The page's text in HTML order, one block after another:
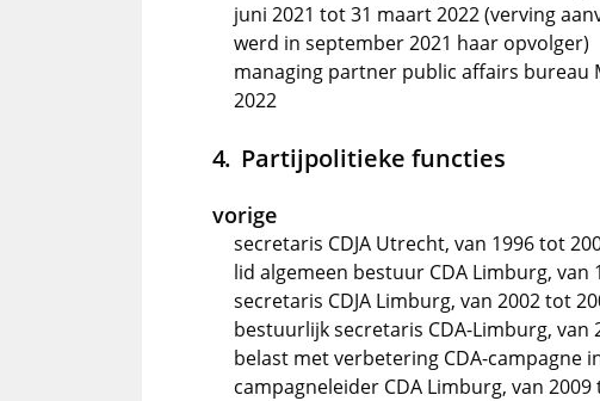
juni 2021 tot 31 maart 2022 (verving
werd in september 2021 haar opvolger)
managing partner public affairs bureau
2022
Partijpolitieke functies
vorige
secretaris CDJA Utrecht, van 1996 tot
lid algemeen bestuur CDA Limburg, van
secretaris CDJA Limburg, van 2002 tot
bestuurlijk secretaris CDA-Limburg, van
belast met verbetering CDA-campagne
campagneleider CDA Limburg, van 2009